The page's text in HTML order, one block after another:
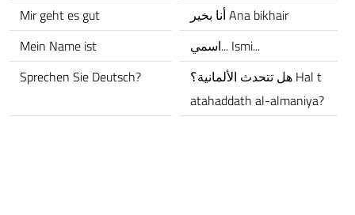
Mir geht es gut
أنا بخير Ana bikhair
Mein Name ist
اسمي... Ismi...
Sprechen Sie Deutsch?
هل تتحدث الألمانية؟ Hal t
atahaddath al-almaniya?